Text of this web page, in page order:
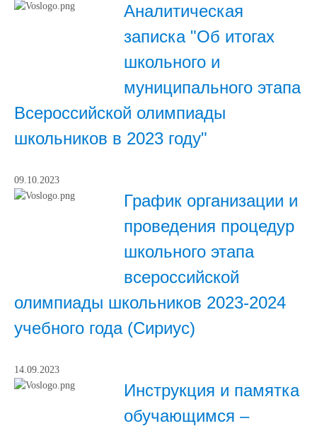
Аналитическая
записка "Об итогах
школьного и
муниципального этапа
Всероссийской олимпиады
школьников в 2023 году"
09.10.2023
График организации и
проведения процедур
школьного этапа
всероссийской
олимпиады школьников 2023-2024
учебного года (Сириус)
14.09.2023
Инструкция и памятка
обучающимся –